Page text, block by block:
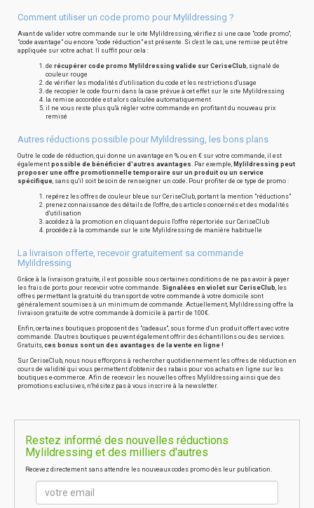
Comment utiliser un code promo pour Mylildressing ?
Avant de valider votre commande sur le site Mylildressing, vérifiez si une case "code promo",
"code avantage" ou encore "code réduction" est présente. Si c'est le cas, une remise peut être
appliquée sur votre achat. Il suffit pour cela :
de récupérer code promo Mylildressing valide sur CeriseClub, signalé de
couleur rouge
de vérifier les modalités d'utilisation du code et les restrictions d'usage
de recopier le code fourni dans la case prévue à cet effet sur le site Mylildressing
la remise accordée est alors calculée automatiquement
il ne vous reste plus qu'à régler votre commande en profitant du nouveau prix
remisé
Autres réductions possible pour Mylildressing, les bons plans
Outre le code de réduction, qui donne un avantage en % ou en € sur votre commande, il est
également possible de bénéficier d'autres avantages. Par exemple, Mylildressing peut
proposer une offre promotionnelle temporaire sur un produit ou un service
spécifique, sans qu'il soit besoin de renseigner un code. Pour profiter de ce type de promo :
repérez les offres de couleur bleue sur CeriseClub, portant la mention "réductions"
prenez connaissance des détails de l'offre, des articles concernés et des modalités
d'utilisation
accédez à la promotion en cliquant depuis l'offre répertoriée sur CeriseClub
procédez à la commande sur le site Mylildressing de manière habituelle
La livraison offerte, recevoir gratuitement sa commande
Mylildressing
Grâce à la livraison gratuite, il est possible sous certaines conditions de ne pas avoir à payer
les frais de ports pour recevoir votre commande. Signalées en violet sur CeriseClub, les
offres permettant la gratuité du transport de votre commande à votre domicile sont
généralement soumises à un minimum de commande. Actuellement, Mylildressing offre la
livraison gratuite de votre commande à domicile à partir de 100€.
Enfin, certaines boutiques proposent des "cadeaux", sous forme d'un produit offert avec votre
commande. D'autres boutiques peuvent également offrir des échantillons ou des services.
Gratuits, ces bonus sont un des avantages de la vente en ligne !
Sur CeriseClub, nous nous efforçons à rechercher quotidiennement les offres de réduction en
cours de validité qui vous permettent d'obtenir des rabais pour vos achats en ligne sur les
boutiques e-commerce. Afin de recevoir les nouvelles offres Mylildressing ainsi que des
promotions exclusives, n'hésitez pas à vous inscrire à la newsletter.
Restez informé des nouvelles réductions
Mylildressing et des milliers d'autres
Recevez directement sans attendre les nouveaux codes promo dès leur publication.